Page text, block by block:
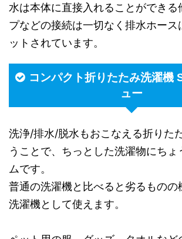
水は本体に直接入れることができる
プなどの接続は一切なく排水ホース
ットされています。
コンパクト折りたたみ洗濯機
ュー
洗浄/排水/脱水もおこなえる折りた
うことで、ちっとした洗濯物にちょ
ムです。
普通の洗濯機と比べると劣るものの
洗濯機として使えます。